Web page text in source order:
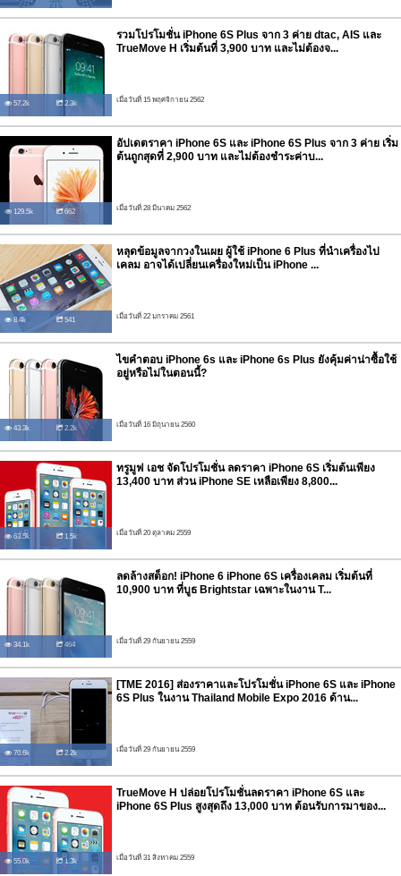
57.2k 2.3k
รวมโปรโมชั่น iPhone 6S Plus จาก 3 ค่าย dtac, AIS และ
TrueMove H เริ่มต้นที่ 3,900 บาท และไม่ต้องจ...
เมื่อวันที่ 15 พฤศจิกายน 2562
129.5k 662
อัปเดตราคา iPhone 6S และ iPhone 6S Plus จาก 3 ค่าย เริ่ม
ต้นถูกสุดที่ 2,900 บาท และไม่ต้องชำระค่าบ...
เมื่อวันที่ 28 มีนาคม 2562
8.4k 541
หลุดข้อมูลจากวงในเผย ผู้ใช้ iPhone 6 Plus ที่นำเครื่องไป
เคลม อาจได้เปลี่ยนเครื่องใหม่เป็น iPhone ...
เมื่อวันที่ 22 มกราคม 2561
43.3k 2.2k
ไขคำตอบ iPhone 6s และ iPhone 6s Plus ยังคุ้มค่าน่าซื้อใช้
อยู่หรือไม่ในตอนนี้?
เมื่อวันที่ 16 มิถุนายน 2560
63.5k 1.5k
ทรูมูฟ เอช จัดโปรโมชั่น ลดราคา iPhone 6S เริ่มต้นเพียง
13,400 บาท ส่วน iPhone SE เหลือเพียง 8,800...
เมื่อวันที่ 20 ตุลาคม 2559
34.1k 464
ลดล้างสต็อก! iPhone 6 iPhone 6S เครื่องเคลม เริ่มต้นที่
10,900 บาท ที่บูธ Brightstar เฉพาะในงาน T...
เมื่อวันที่ 29 กันยายน 2559
70.6k 2.2k
[TME 2016] ส่องราคาและโปรโมชั่น iPhone 6S และ iPhone
6S Plus ในงาน Thailand Mobile Expo 2016 ด้าน...
เมื่อวันที่ 29 กันยายน 2559
55.0k 1.3k
TrueMove H ปล่อยโปรโมชั่นลดราคา iPhone 6S และ
iPhone 6S Plus สูงสุดถึง 13,000 บาท ต้อนรับการมาของ...
เมื่อวันที่ 31 สิงหาคม 2559